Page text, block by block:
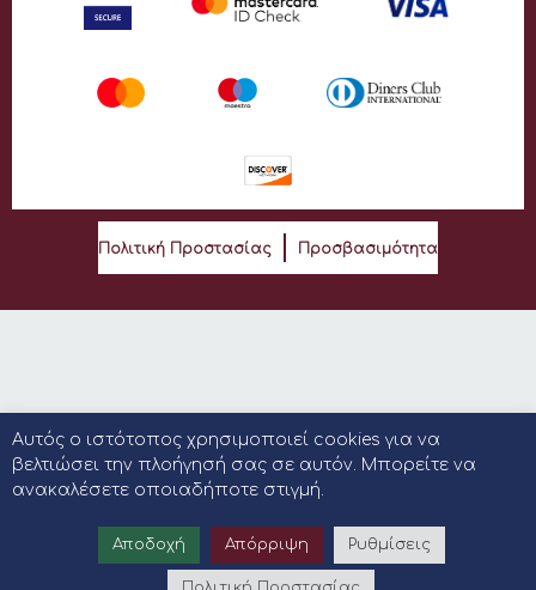
Πολιτική Προστασίας Προσβασιμότητα
Αυτός ο ιστότοπος χρησιμοποιεί cookies για να
βελτιώσει την πλοήγησή σας σε αυτόν. Μπορείτε να
ανακαλέσετε οποιαδήποτε στιγμή.
Αποδοχή Απόρριψη Ρυθμίσεις